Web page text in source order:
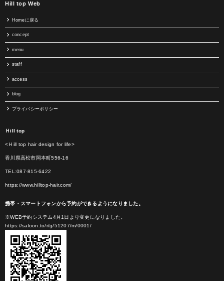
Hill top Web
Homeに戻る
concept
menu
staff
access
blog
プライバシーポリシー
Ｈill top
<Ｈill top hair design for life>
香川県高松市岡本町556-16
TEL:087-815-6422
https://www.hilltop-hair.com/
携帯・スマートフォンから予約ができるようになりました。
※WEB予約システム4月1日より変更になりました。
https://saloon.to/r/g/51207/m/0001/